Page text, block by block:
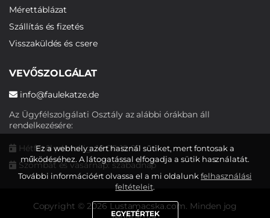
Mérettáblázat
Szállítás és fizetés
Visszaküldés és csere
VEVŐSZOLGÁLAT
info@faulekatze.de
Az Ügyfélszolgálati Osztály az alábbi órákban áll
rendelkezésére:
Hétfőtől péntekig: 10:00-19:00
Szombat és vasárnap: szabadnap
Copyright © 2026 Lustamacska.com. Minden jog
Ez a webhely azért használ sütiket, mert fontosak a
működéséhez. A látogatással elfogadja a sütik használatát.
További információért olvassa el a mi oldalunkfelhasználási
feltételeit.
EGYETÉRTEK